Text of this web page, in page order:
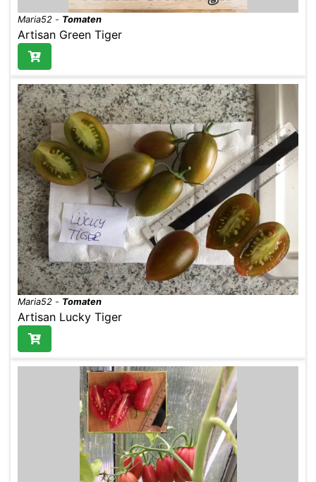
Maria52 - Tomaten
Artisan Green Tiger
Maria52 - Tomaten
Artisan Lucky Tiger